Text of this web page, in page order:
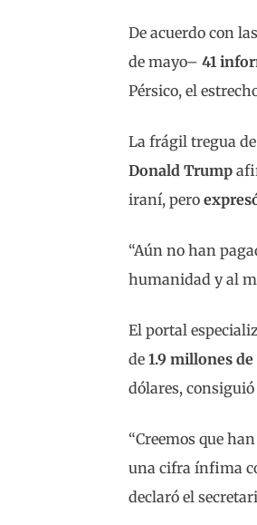
De acuerdo con
de mayo– 41
Pérsico, el
La frágil tregua
Donald Trump
iraní, pero
“Aún no han
humanidad y al
El portal
de 1.9 millones
dólares,
“Creemos que
una cifra ínfima
declaró el